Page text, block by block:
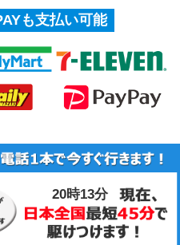
も支払い可能
20時13分